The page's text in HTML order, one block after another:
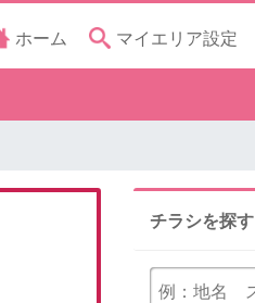
ホーム マイエリア設定
チラシを探す